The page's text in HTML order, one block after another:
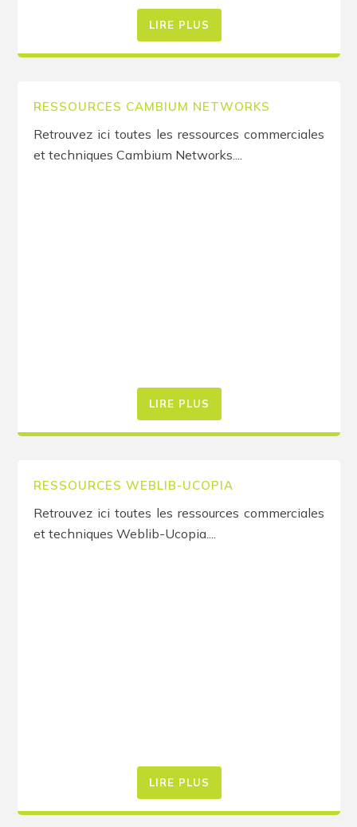
LIRE PLUS
RESSOURCES CAMBIUM NETWORKS
Retrouvez ici toutes les ressources commerciales
et techniques Cambium Networks....
LIRE PLUS
RESSOURCES WEBLIB-UCOPIA
Retrouvez ici toutes les ressources commerciales
et techniques Weblib-Ucopia....
LIRE PLUS